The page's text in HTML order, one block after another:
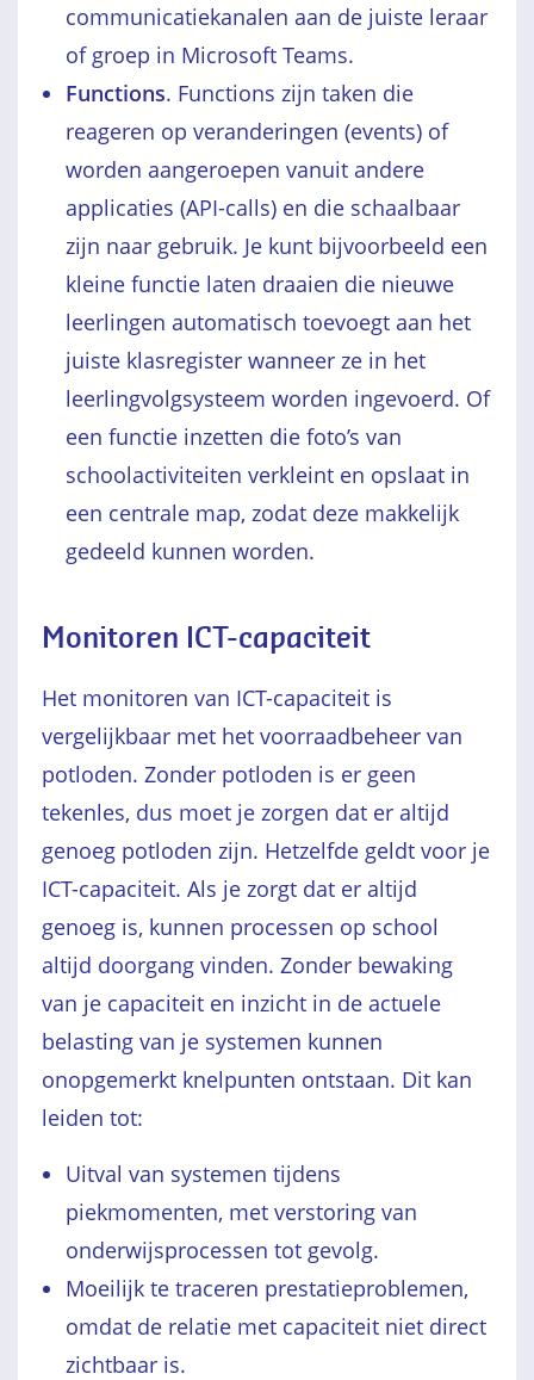
communicatiekanalen aan de juiste leraar
of groep in Microsoft Teams.
Functions. Functions zijn taken die
reageren op veranderingen (events) of
worden aangeroepen vanuit andere
applicaties (API-calls) en die schaalbaar
zijn naar gebruik. Je kunt bijvoorbeeld een
kleine functie laten draaien die nieuwe
leerlingen automatisch toevoegt aan het
juiste klasregister wanneer ze in het
leerlingvolgsysteem worden ingevoerd. Of
een functie inzetten die foto’s van
schoolactiviteiten verkleint en opslaat in
een centrale map, zodat deze makkelijk
gedeeld kunnen worden.
Monitoren ICT-capaciteit
Het monitoren van ICT-capaciteit is
vergelijkbaar met het voorraadbeheer van
potloden. Zonder potloden is er geen
tekenles, dus moet je zorgen dat er altijd
genoeg potloden zijn. Hetzelfde geldt voor je
ICT-capaciteit. Als je zorgt dat er altijd
genoeg is, kunnen processen op school
altijd doorgang vinden. Zonder bewaking
van je capaciteit en inzicht in de actuele
belasting van je systemen kunnen
onopgemerkt knelpunten ontstaan. Dit kan
leiden tot:
Uitval van systemen tijdens
piekmomenten, met verstoring van
onderwijsprocessen tot gevolg.
Moeilijk te traceren prestatieproblemen,
omdat de relatie met capaciteit niet direct
zichtbaar is.